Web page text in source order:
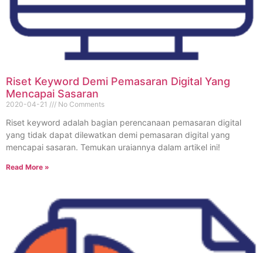
Riset Keyword Demi Pemasaran Digital Yang
Mencapai Sasaran
2020-04-21 No Comments
Riset keyword adalah bagian perencanaan pemasaran digital
yang tidak dapat dilewatkan demi pemasaran digital yang
mencapai sasaran. Temukan uraiannya dalam artikel ini!
Read More »